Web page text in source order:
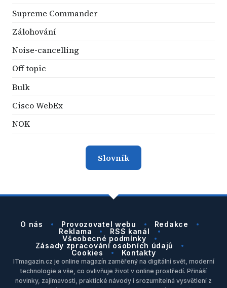
Supreme Commander
Zálohování
Noise-cancelling
Off topic
Bulk
Cisco WebEx
NOK
Slovník
O nás Provozovatel webu
Redakce
Reklama
RSS kanál
Všeobecné podmínky
Zásady zpracování osobních údajů
Cookies
Kontakty
ITmagazin.cz je online magazín zaměřený na digitální svět, moderní
technologie a vše, co ovlivňuje život v online prostředí. Přináší
novinky, zajímavosti, praktické návody i srozumitelná vysvětlení z